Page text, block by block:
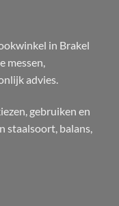
in Brakel
messen,
advies.
gebruiken en
staalsoort, balans,